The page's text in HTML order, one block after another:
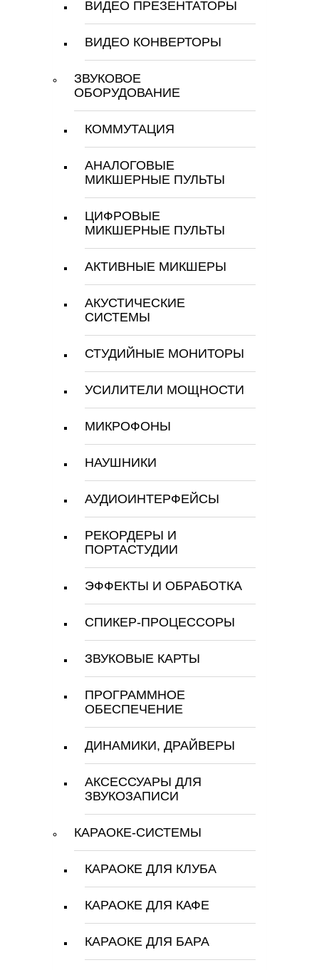
ВИДЕО ПРЕЗЕНТАТОРЫ
ВИДЕО КОНВЕРТОРЫ
ЗВУКОВОЕ
ОБОРУДОВАНИЕ
КОММУТАЦИЯ
АНАЛОГОВЫЕ
МИКШЕРНЫЕ ПУЛЬТЫ
ЦИФРОВЫЕ
МИКШЕРНЫЕ ПУЛЬТЫ
АКТИВНЫЕ МИКШЕРЫ
АКУСТИЧЕСКИЕ
СИСТЕМЫ
СТУДИЙНЫЕ МОНИТОРЫ
УСИЛИТЕЛИ МОЩНОСТИ
МИКРОФОНЫ
НАУШНИКИ
АУДИОИНТЕРФЕЙСЫ
РЕКОРДЕРЫ И
ПОРТАСТУДИИ
ЭФФЕКТЫ И ОБРАБОТКА
СПИКЕР-ПРОЦЕССОРЫ
ЗВУКОВЫЕ КАРТЫ
ПРОГРАММНОЕ
ОБЕСПЕЧЕНИЕ
ДИНАМИКИ, ДРАЙВЕРЫ
АКСЕССУАРЫ ДЛЯ
ЗВУКОЗАПИСИ
КАРАОКЕ-СИСТЕМЫ
КАРАОКЕ ДЛЯ КЛУБА
КАРАОКЕ ДЛЯ КАФЕ
КАРАОКЕ ДЛЯ БАРА